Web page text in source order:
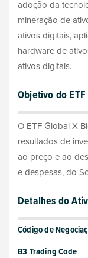
adoção da
mineração de
ativos digitais,
hardware de
ativos digitais.
Objetivo do ETF
O ETF Global X
resultados de
ao preço e ao
e despesas, do
Detalhes do
Código de
B3 Trading Code